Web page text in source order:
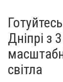
Дніпрі з
світла